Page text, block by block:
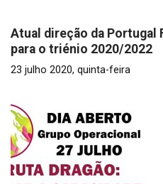
Atual direção da Portugal
para o triénio 2020/2022
23 julho 2020, quinta-feira